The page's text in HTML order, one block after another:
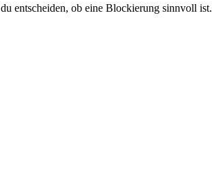
entscheiden, ob eine Blockierung sinnvoll ist.